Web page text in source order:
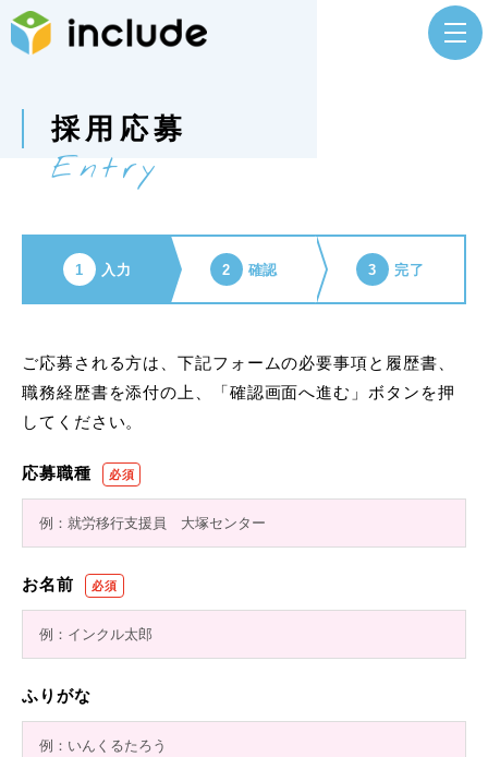
採用応募
Entry
1 入力 2 確認 3 完了
ご応募される方は、下記フォームの必要事項と履歴書、
職務経歴書を添付の上、「確認画面へ進む」ボタンを押
してください。
応募職種
お名前
ふりがな